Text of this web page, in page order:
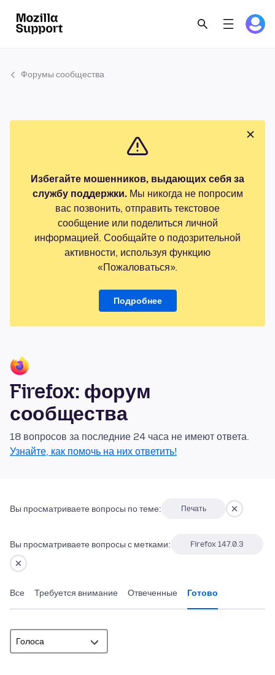
Форумы сообщества
Избегайте мошенников, выдающих себя за
службу поддержки.Мы никогда не попросим
вас позвонить, отправить текстовое
сообщение или поделиться личной
информацией. Сообщайте о подозрительной
активности, используя функцию
«Пожаловаться».
Подробнее
Firefox: форум
сообщества
18 вопросов за последние 24 часа не имеют ответа.
Узнайте, как помочь на них ответить!
Вы просматриваете вопросы по теме: Печать
Вы просматриваете вопросы с метками: Firefox 147.0.3
Все Требуется внимание Отвеченные Готово